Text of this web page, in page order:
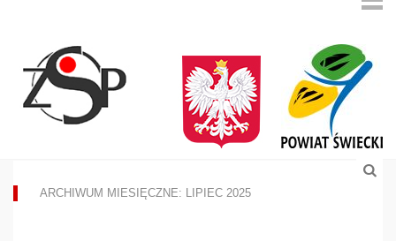
ARCHIWUM MIESIĘCZNE: LIPIEC 2025